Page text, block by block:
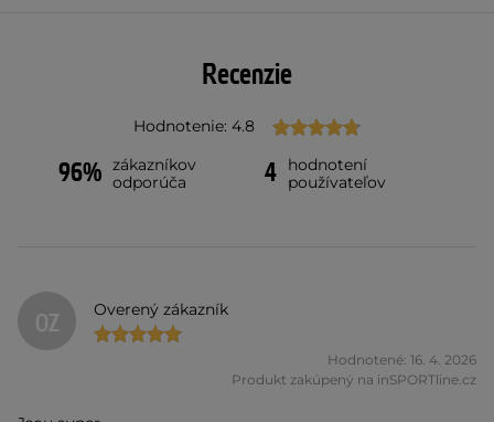
Recenzie
Hodnotenie: 4.8
96% zákazníkov
odporúča
4
hodnotení
používateľov
OZ Overený zákazník
Hodnotené: 16. 4. 2026
Produkt zakúpený na inSPORTline.cz